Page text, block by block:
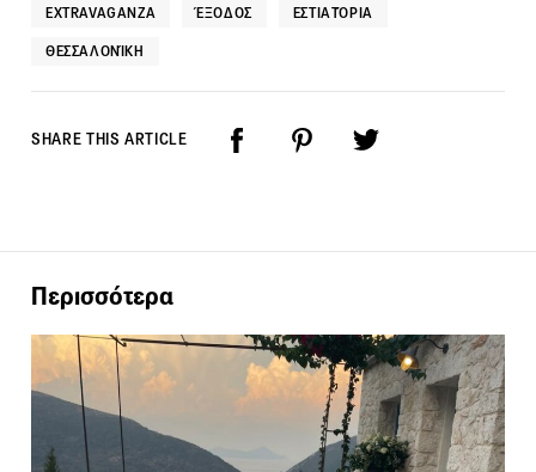
EXTRAVAGANZA ΈΞΟΔΟΣ ΕΣΤΙΑΤΌΡΙΑ
ΘΕΣΣΑΛΟΝΊΚΗ
SHARE THIS ARTICLE
Περισσότερα